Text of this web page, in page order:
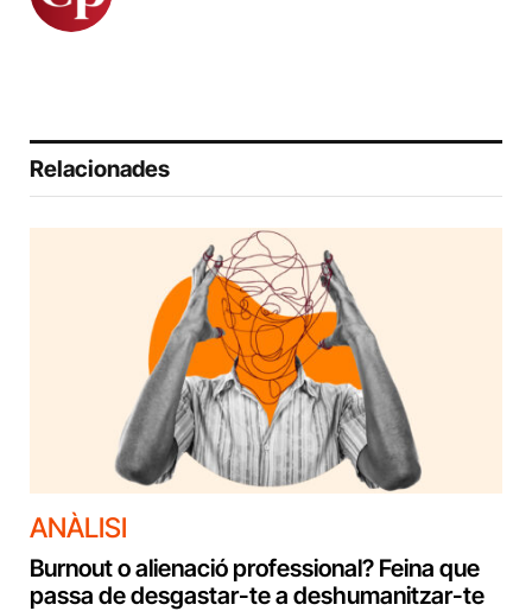
Relacionades
ANÀLISI
Burnout o alienació professional? Feina que
passa de desgastar-te a deshumanitzar-te